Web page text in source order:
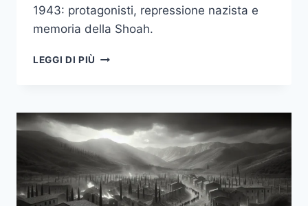
1943: protagonisti, repressione nazista e
memoria della Shoah.
LEGGI DI PIÙ LA
DI
VARSAVIA
DEL
1943:
CAUSE,
SVOLGIMENTO
E